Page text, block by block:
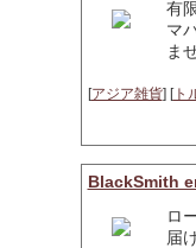
有
マ
ま
[アジア雑貨] [ト
BlackSmith
ロ
届